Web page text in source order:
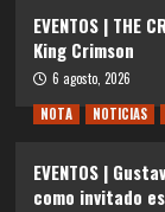
EVENTOS | THE
King Crimson
6 agosto, 2026
NOTA
NOTICIAS
EVENTOS |
como invitado